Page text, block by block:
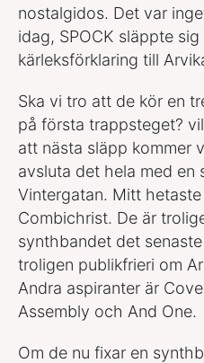
nostalgidos. Det var
idag, SPOCK släppte
kärleksförklaring till
Ska vi tro att de kör en
på första trappsteget?
att nästa släpp kommer
avsluta det hela med en
Vintergatan. Mitt
Combichrist. De är
synthbandet det
troligen publikfrieri om
Andra aspiranter är
Assembly och And One.
Om de nu fixar en